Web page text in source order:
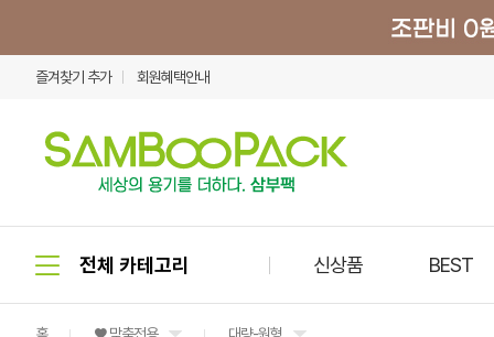
즐겨찾기 추가 회원혜택안내
신상품 BEST